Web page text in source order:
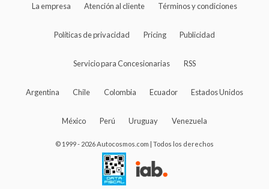
La empresa Atención al cliente Términos y condiciones
Políticas de privacidad Pricing Publicidad
Servicio para Concesionarias RSS
Argentina Chile Colombia Ecuador Estados Unidos
México Perú Uruguay Venezuela
© 1999 - 2026 Autocosmos.com | Todos los derechos